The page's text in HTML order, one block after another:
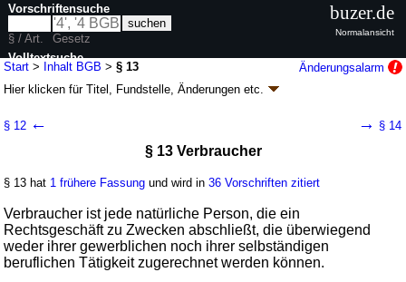
Start > Inhalt BGB >§ 13
Änderungsalarm
Hier klicken fürTitel, Fundstelle, Änderungen etc.
G. v. 23.07.2026BGBl. 2026 I Nr. 226
Einführungsgesetz und zugehörige Gesetze
Buch 1 Allgemeiner Teil
Abschnitt 1 Personen
Titel 1 Natürliche Personen, Verbraucher,
Unternehmer
§ 12 ← → § 14
§ 13 Verbraucher
§ 13 hat 1 frühere Fassung und wird in36 Vorschriften zitiert
Verbraucher ist jede natürliche Person, die ein
Rechtsgeschäft zu Zwecken abschließt, die überwiegend
weder ihrer gewerblichen noch ihrer selbständigen
beruflichen Tätigkeit zugerechnet werden können.
Vorschriftensuche
§ / Art.
Gesetz
Volltextsuche
nur in BGB
buzer.de
Normalansicht